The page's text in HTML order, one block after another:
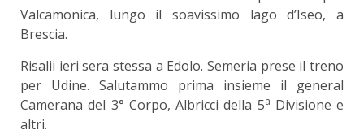
Valcamonica, lungo il soavissimo lago d’Iseo, a
Brescia.
Risalii ieri sera stessa a Edolo. Semeria prese il treno
per Udine. Salutammo prima insieme il general
Camerana del 3° Corpo, Albricci della 5a Divisione e
altri.